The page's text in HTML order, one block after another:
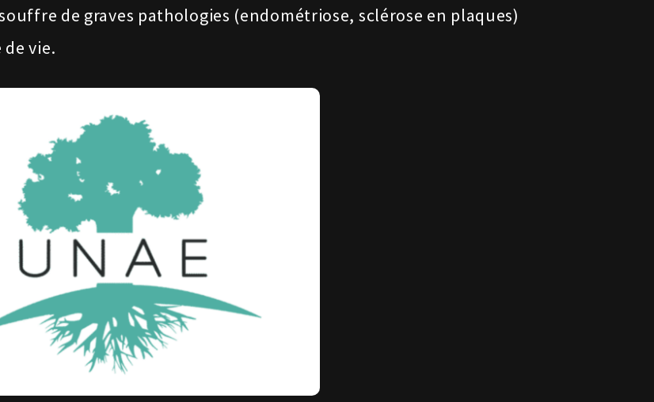
de graves pathologies (endométriose, sclérose en plaques)
vie.